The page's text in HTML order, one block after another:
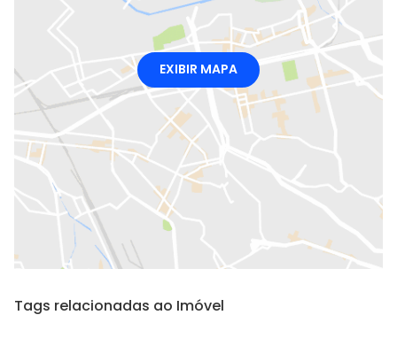
EXIBIR MAPA
Tags relacionadas ao Imóvel